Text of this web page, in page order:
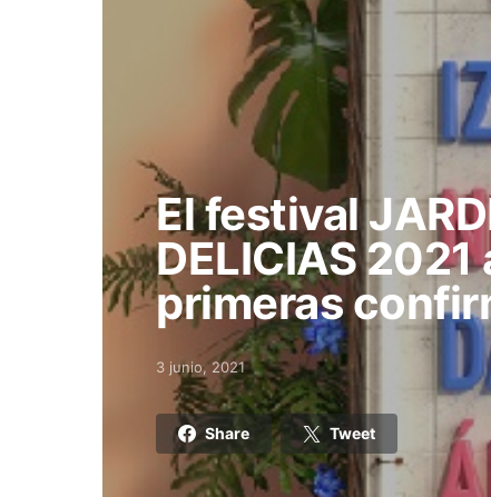
El festival
DELICIAS
primeras
Posted on
3 junio, 2021
Share Tweet